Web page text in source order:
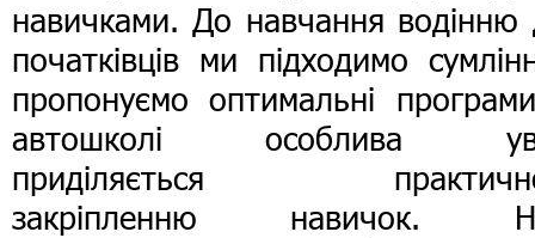
навичками. До навчання водінню
початківців ми підходимо
пропонуємо оптимальні
автошколі особлива
приділяється
закріпленню навичок.